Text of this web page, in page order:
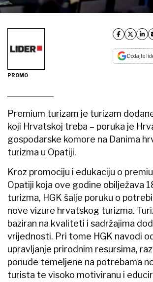
PROMO
Dodajte
Premium turizam je turizam
koji Hrvatskoj treba – poruka je
gospodarske komore na Danima
turizma u Opatiji.
Kroz promociju i edukaciju o
Opatiji koja ove godine obilježava
turizma, HGK šalje poruku o
nove vizure hrvatskog turizma.
baziran na kvaliteti i sadržajima
vrijednosti. Pri tome HGK navodi
upravljanje prirodnim resursima,
ponude temeljene na potrebama
turista te visoko motiviranu i